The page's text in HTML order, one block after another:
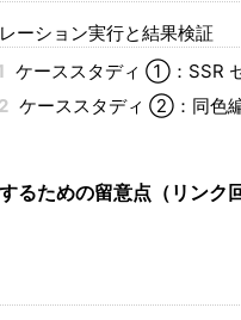
ーション実行と結果検証
ケーススタディ ①：SSR
ケーススタディ ②：同色
るための留意点（リンク